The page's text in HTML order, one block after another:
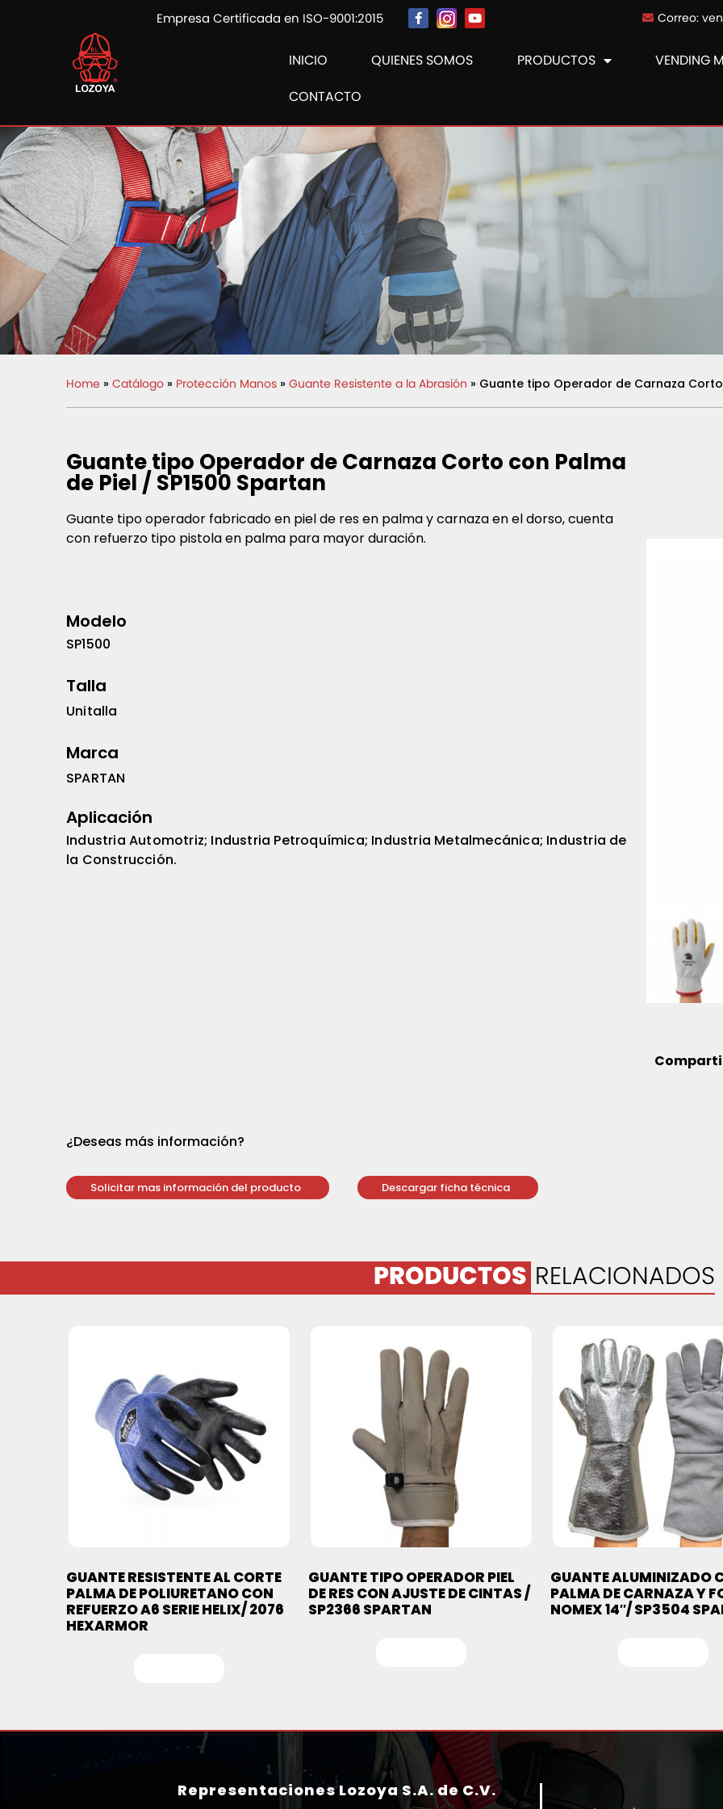
Empresa Certificada en ISO-9001:2015 Correo:
INICIO QUIENES SOMOS PRODUCTOS
VENDING
CONTACTO
Home » Catálogo » Protección Manos » Guante Resistente a la Abrasión » Guante tipo Operador de Carnaza
Guante tipo Operador de Carnaza Corto con Palma
de Piel / SP1500 Spartan
Guante tipo operador fabricado en piel de res en palma y carnaza en el dorso, cuenta
con refuerzo tipo pistola en palma para mayor duración.
Modelo
SP1500
Talla
Unitalla
Marca
SPARTAN
Aplicación
Industria Automotriz; Industria Petroquímica; Industria Metalmecánica; Industria de
la Construcción.
¿Deseas más información?
Solicitar mas información del producto Descargar ficha técnica
PRODUCTOS RELACIONADOS
GUANTE RESISTENTE AL CORTE
PALMA DE POLIURETANO CON
REFUERZO A6 SERIE HELIX/ 2076
HEXARMOR
GUANTE TIPO OPERADOR PIEL
DE RES CON AJUSTE DE CINTAS /
SP2366 SPARTAN
GUANTE ALUMINIZADO
PALMA DE CARNAZA Y
NOMEX 14″/ SP3504
Representaciones Lozoya S.A. de C.V.